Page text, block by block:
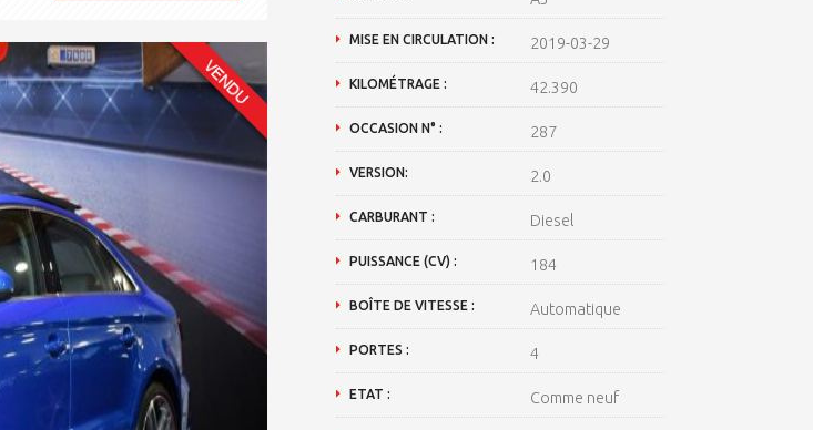
MISE EN CIRCULATION : 2019-03-29
KILOMÉTRAGE : 42.390
OCCASION N° : 287
VERSION: 2.0
CARBURANT : Diesel
PUISSANCE (CV) : 184
BOÎTE DE VITESSE : Automatique
PORTES : 4
ETAT : Comme neuf